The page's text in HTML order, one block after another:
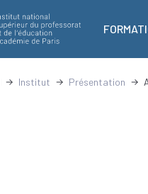
Institut Présentation